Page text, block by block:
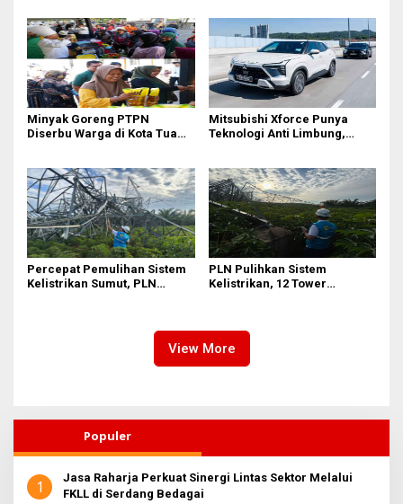
Efisiensi
Minyak Goreng PTPN
Diserbu Warga di Kota Tua
Mitsubishi Xforce Punya
Teknologi Anti Limbung,
Percepat Pemulihan Sistem
Kelistrikan Sumut, PLN
PLN Pulihkan Sistem
Kelistrikan, 12 Tower
View More
Populer
1
Jasa Raharja Perkuat Sinergi Lintas Sektor Melalui
FKLL di Serdang Bedagai